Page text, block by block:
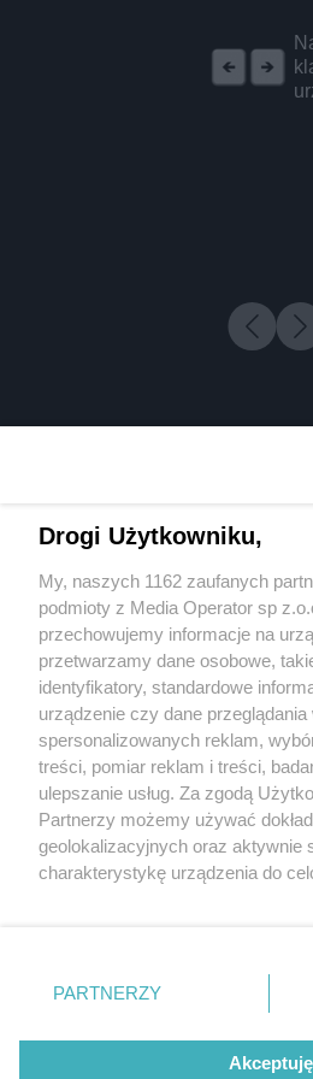
5 / 0
Wydawca mediów lokalnych
Nie zapomnij
zapoznać się z:
polityką prywatności
Twojemiasto
Piekary Śląskie
Chorzów
Tarnowskie Góry
Gliwice
Drogi Użytkowniku,
My, naszych 1162 zaufanych
podmioty z Media Operator sp
przechowujemy informacje na
przetwarzamy dane osobowe,
identyfikatory, standardowe
urządzenie czy dane
spersonalizowanych reklam,
treści, pomiar reklam i treści,
ulepszanie usług. Za zgodą
Partnerzy możemy używać
geolokalizacyjnych oraz aktywnie
charakterystykę urządzenia do
zmienić/wycofać klikając przycisk
znajdujący się w lewym dolnym
rodzaje przetwarzania danych nie
użytkownika, ale masz prawo
PARTNERZY
Akceptuję